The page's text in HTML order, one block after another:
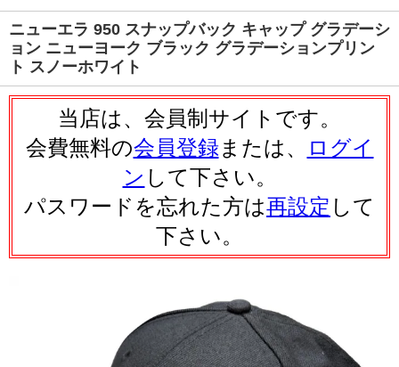
ニューエラ 950 スナップバック キャップ グラデーシ
ョン ニューヨーク ブラック グラデーションプリン
ト スノーホワイト
当店は、会員制サイトです。
会費無料の会員登録または、
ログイ
ン して下さい。
パスワードを忘れた方は再設定 して
下さい。